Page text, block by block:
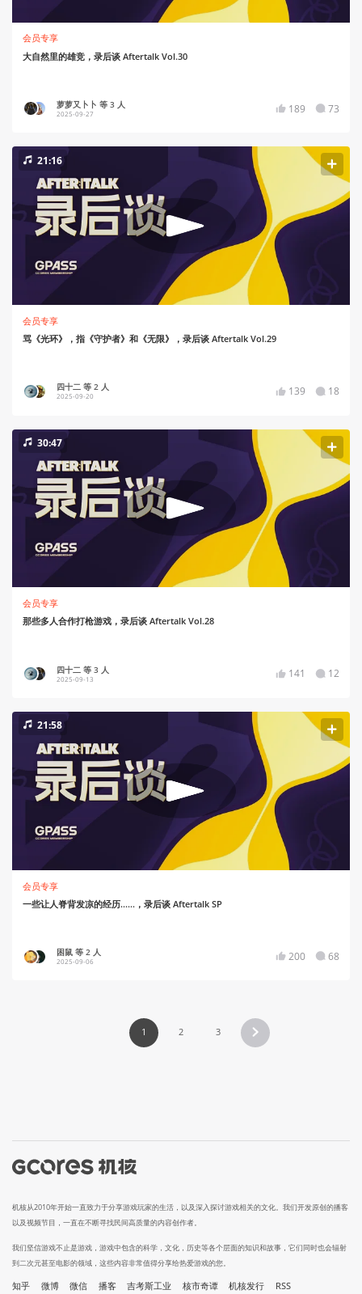
会员专享
大自然里的雄竞，录后谈 Aftertalk Vol.30
萝萝又卜卜 等 3 人
2025-09-27 189 73
21:16
会员专享
骂《光环》，指《守护者》和《无限》，录后谈 Aftertalk Vol.29
四十二 等 2 人
2025-09-20 139 18
30:47
会员专享
那些多人合作打枪游戏，录后谈 Aftertalk Vol.28
四十二 等 3 人
2025-09-13 141 12
21:58
会员专享
一些让人脊背发凉的经历......，录后谈 Aftertalk SP
困鼠 等 2 人
2025-09-06 200 68
1 2 3
机核从2010年开始一直致力于分享游戏玩家的生活，以及深入探讨游戏相关的文化。我们开发原创的播客
以及视频节目，一直在不断寻找民间高质量的内容创作者。
我们坚信游戏不止是游戏，游戏中包含的科学，文化，历史等各个层面的知识和故事，它们同时也会辐射
到二次元甚至电影的领域，这些内容非常值得分享给热爱游戏的您。
知乎 微博 微信 播客 吉考斯工业 核市奇谭 机核发行 RSS